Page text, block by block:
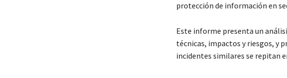
protección de información en
Este informe presenta un
técnicas, impactos y riesgos, y
incidentes similares se repitan